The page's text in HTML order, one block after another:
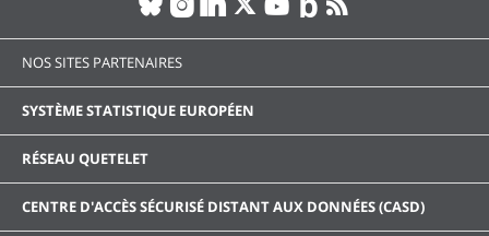
NOS SITES PARTENAIRES
SYSTÈME STATISTIQUE EUROPÉEN
RÉSEAU QUETELET
CENTRE D'ACCÈS SÉCURISÉ DISTANT AUX DONNÉES (CASD)